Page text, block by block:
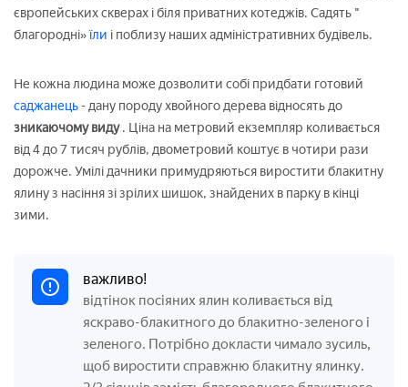
європейських скверах і біля приватних котеджів. Садять "
благородні»їли і поблизу наших адміністративних будівель.
Не кожна людина може дозволити собі придбати готовий
саджанець - дану породу хвойного дерева відносять до
зникаючому виду. Ціна на метровий екземпляр коливається
від 4 до 7 тисяч рублів, двометровий коштує в чотири рази
дорожче. Умілі дачники примудряються виростити блакитну
ялину з насіння зі зрілих шишок, знайдених в парку в кінці
зими.
важливо!
відтінок посіяних ялин коливається від
яскраво-блакитного до блакитно-зеленого і
зеленого. Потрібно докласти чимало зусиль,
щоб виростити справжню блакитну ялинку.